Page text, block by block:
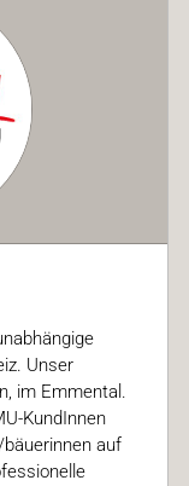
Unser
im Emmental.
KundInnen
auf